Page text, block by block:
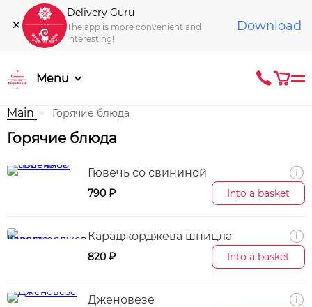
Delivery Guru
The app is more convenient and
interesting!
Download
Menu
Main Горячие блюда
Горячие блюда
Гювечь со свининой
790 ₽ Into a basket
Караджорджева шницла
820 ₽ Into a basket
Дженовезе